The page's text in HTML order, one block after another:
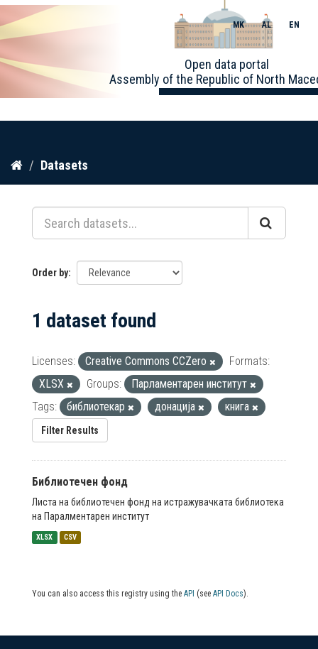
Skip
content
Open data portal
Assembly of the Republic of North
MK AL EN
Datasets
Order by
1 dataset found
Licenses: Creative Commons CCZero
Formats:
XLSX
Groups:
Парламентарен институт
Tags:
библиотекар донација книга
Filter Results
Библиотечен фонд
Листа на библиотечен фонд на истражувачката библиотека
на Паралментарен институт
XLSX CSV
You can also access this registry using the API (see API Docs).